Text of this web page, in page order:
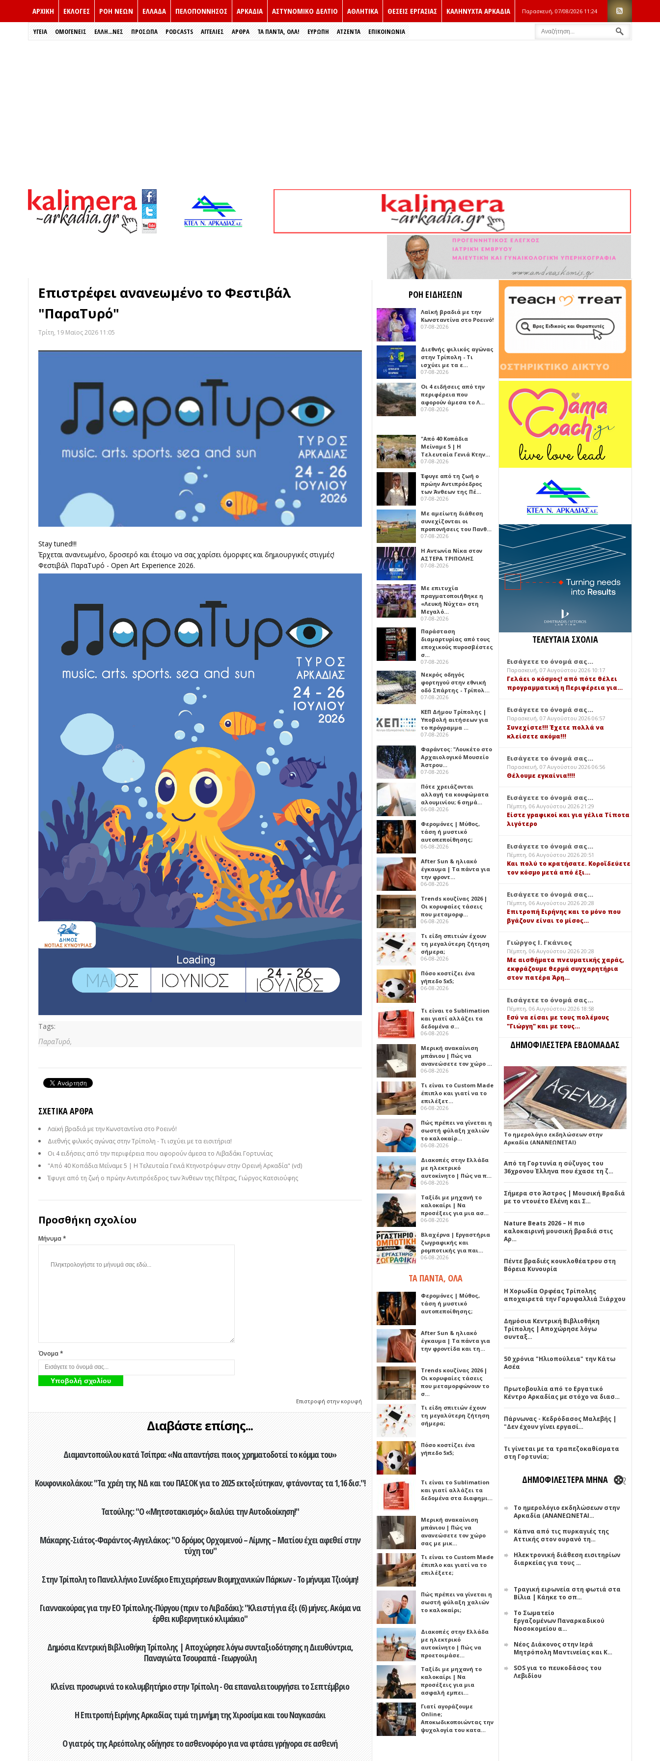
ΑΡΧΙΚΗ ΕΚΛΟΓΈΣ ΡΟΗ ΝΕΩΝ ΕΛΛΑΔΑ ΠΕΛΟΠΟΝΝΗΣΟΣ ΑΡΚΑΔΙΑ ΑΣΤΥΝΟΜΙΚΟ ΔΕΛΤΙΟ ΑΘΛΗΤΙΚΑ ΘΕΣΕΙΣ ΕΡΓΑΣΙΑΣ ΚΑΛΗΝΥΧΤΑ ΑΡΚΑΔΙΑ Παρασκευή, 07/08/2026 11:24
ΥΓΕΙΑ ΟΜΟΓΕΝΕΙΣ ΈΛΛΗ...ΝΕΣ ΠΡΌΣΩΠΑ PODCASTS ΑΓΓΕΛΙΕΣ ΑΡΘΡΑ ΤΑ ΠΑΝΤΑ, ΟΛΑ! ΕΥΡΏΠΗ ΑΤΖΕΝΤΑ ΕΠΙΚΟΙΝΩΝΙΑ
Επιστρέφει ανανεωμένο το Φεστιβάλ
"ΠαραΤυρό"
Τρίτη, 19 Μαϊος 2026 11:05
Stay tuned!!!
Έρχεται ανανεωμένο, δροσερό και έτοιμο να σας χαρίσει όμορφες και δημιουργικές στιγμές!
Φεστιβάλ ΠαραΤυρό - Open Art Experience 2026.
Tags:
ΠαραΤυρό,
ΣΧΕΤΙΚΆ ΆΡΘΡΑ
Λαϊκή βραδιά με την Κωνσταντίνα στο Ροεινό!
Διεθνής φιλικός αγώνας στην Τρίπολη - Τι ισχύει με τα εισιτήρια!
Οι 4 ειδήσεις από την περιφέρεια που αφορούν άμεσα το Λιβαδάκι Γορτυνίας
"Από 40 Κοπάδια Μείναμε 5 | Η Τελευταία Γενιά Κτηνοτρόφων στην Ορεινή Αρκαδία" (vd)
Έφυγε από τη ζωή ο πρώην Αντιπρόεδρος των Άνθεων της Πέτρας, Γιώργος Κατσιούφης
Προσθήκη σχολίου
Μήνυμα *
Όνομα *
Επιστροφή στην κορυφή
Διαβάστε επίσης...
Διαμαντοπούλου κατά Τσίπρα: «Να απαντήσει ποιος χρηματοδοτεί το κόμμα του»
Κουφονικολάκου: "Τα χρέη της ΝΔ και του ΠΑΣΟΚ για το 2025 εκτοξεύτηκαν, φτάνοντας τα 1,16 δισ."!
Τατούλης: "Ο «Μητσοτακισμός» διαλύει την Αυτοδιοίκηση!"
Μάκαρης-Σιάτος-Φαράντος-Αγγελάκος: "Ο δρόμος Ορχομενού – Λίμνης – Ματίου έχει αφεθεί στην
τύχη του"
Στην Τρίπολη το Πανελλήνιο Συνέδριο Επιχειρήσεων Βιομηχανικών Πάρκων - Το μήνυμα Τζιούμη!
Γιαννακούρας για την EO Τρίπολης-Πύργου (πριν το Λιβαδάκι): "Κλειστή για έξι (6) μήνες. Ακόμα να
έρθει κυβερνητικό κλιμάκιο"
Δημόσια Κεντρική Βιβλιοθήκη Τρίπολης | Αποχώρησε λόγω συνταξιοδότησης η Διευθύντρια,
Παναγιώτα Τσουραπά - Γεωργούλη
Κλείνει προσωρινά το κολυμβητήριο στην Τρίπολη - Θα επαναλειτουργήσει το Σεπτέμβριο
Η Επιτροπή Ειρήνης Αρκαδίας τιμά τη μνήμη της Χιροσίμα και του Ναγκασάκι
Ο γιατρός της Αρεόπολης οδήγησε το ασθενοφόρο για να φτάσει γρήγορα σε ασθενή
ΡΟΗ ΕΙΔΗΣΕΩΝ
Λαϊκή βραδιά με την
Κωνσταντίνα στο Ροεινό!
07-08-2026
Διεθνής φιλικός αγώνας
στην Τρίπολη - Τι
ισχύει με τα ε…
07-08-2026
Οι 4 ειδήσεις από την
περιφέρεια που
αφορούν άμεσα το Λ…
07-08-2026
"Από 40 Κοπάδια
Μείναμε 5 | Η
Τελευταία Γενιά Κτην…
07-08-2026
Έφυγε από τη ζωή ο
πρώην Αντιπρόεδρος
των Άνθεων της Πέ…
07-08-2026
Με αμείωτη διάθεση
συνεχίζονται οι
προπονήσεις του Πανθ…
07-08-2026
Η Αντωνία Νίκα στον
ΑΣΤΕΡΑ ΤΡΙΠΟΛΗΣ
07-08-2026
Με επιτυχία
πραγματοποιήθηκε η
«Λευκή Νύχτα» στη
Μεγαλό…
07-08-2026
Παράσταση
διαμαρτυρίας από τους
εποχικούς πυροσβέστες
σ…
07-08-2026
Νεκρός οδηγός
φορτηγού στην εθνική
οδό Σπάρτης - Τρίπολ…
07-08-2026
ΚΕΠ Δήμου Τρίπολης |
Υποβολή αιτήσεων για
το πρόγραμμα …
07-08-2026
Φαράντος: "Λουκέτο στο
Αρχαιολογικό Μουσείο
Άστρου…
07-08-2026
Πότε χρειάζονται
αλλαγή τα κουφώματα
αλουμινίου; 6 σημά…
06-08-2026
Φερομόνες | Μύθος,
τάση ή μυστικό
αυτοπεποίθησης;
06-08-2026
After Sun & ηλιακό
έγκαυμα | Τα πάντα για
την φροντ…
06-08-2026
Trends κουζίνας 2026 |
Οι κορυφαίες τάσεις
που μεταμορφ…
06-08-2026
Τι είδη σπιτιών έχουν
τη μεγαλύτερη ζήτηση
σήμερα;
06-08-2026
Πόσο κοστίζει ένα
γήπεδο 5x5;
06-08-2026
Τι είναι το Sublimation
και γιατί αλλάζει τα
δεδομένα σ…
06-08-2026
Μερική ανακαίνιση
μπάνιου | Πώς να
ανανεώσετε τον χώρο …
06-08-2026
Τι είναι το Custom Made
έπιπλο και γιατί να το
επιλέξετ…
06-08-2026
Πώς πρέπει να γίνεται η
σωστή φύλαξη χαλιών
το καλοκαίρ…
06-08-2026
Διακοπές στην Ελλάδα
με ηλεκτρικό
αυτοκίνητο | Πώς να π…
06-08-2026
Ταξίδι με μηχανή το
καλοκαίρι | Να
προσέξεις για μια ασ…
06-08-2026
Βλαχέρνα | Εργαστήρια
ζωγραφικής και
ρομποτικής για παι…
06-08-2026
ΤΑ ΠΑΝΤΑ, ΟΛΑ
Φερομόνες | Μύθος,
τάση ή μυστικό
αυτοπεποίθησης;
After Sun & ηλιακό
έγκαυμα | Τα πάντα για
την φροντίδα και τη…
Trends κουζίνας 2026 |
Οι κορυφαίες τάσεις
που μεταμορφώνουν το
σ…
Τι είδη σπιτιών έχουν
τη μεγαλύτερη ζήτηση
σήμερα;
Πόσο κοστίζει ένα
γήπεδο 5x5;
Τι είναι το Sublimation
και γιατί αλλάζει τα
δεδομένα στα διαφημι…
Μερική ανακαίνιση
μπάνιου | Πώς να
ανανεώσετε τον χώρο
σας με μικ…
Τι είναι το Custom Made
έπιπλο και γιατί να το
επιλέξετε;
Πώς πρέπει να γίνεται η
σωστή φύλαξη χαλιών
το καλοκαίρι;
Διακοπές στην Ελλάδα
με ηλεκτρικό
αυτοκίνητο | Πώς να
προετοιμάσε…
Ταξίδι με μηχανή το
καλοκαίρι | Να
προσέξεις για μια
ασφαλή εμπει…
Γιατί αγοράζουμε
Online;
Αποκωδικοποιώντας την
ψυχολογία του κατα…
ΤΕΛΕΥΤΑΙΑ ΣΧΟΛΙΑ
Εισάγετε το όνομά σας...
Παρασκευή, 07 Αυγούστου 2026 10:17
Γελάει ο κόσμος! από πότε θέλει
προγραμματική η Περιφέρεια για…
Εισάγετε το όνομά σας...
Παρασκευή, 07 Αυγούστου 2026 06:57
Συνεχίστε!!! Έχετε πολλά να
κλείσετε ακόμα!!!
Εισάγετε το όνομά σας...
Παρασκευή, 07 Αυγούστου 2026 06:56
Θέλουμε εγκαίνια!!!!
Εισάγετε το όνομά σας...
Πέμπτη, 06 Αυγούστου 2026 21:29
Είστε γραφικοί και για γέλια Τίποτα
λιγότερο
Εισάγετε το όνομά σας...
Πέμπτη, 06 Αυγούστου 2026 20:51
Και πολύ το κρατήσατε. Κοροϊδεύετε
τον κόσμο μετά από έξι…
Εισάγετε το όνομά σας...
Πέμπτη, 06 Αυγούστου 2026 20:28
Επιτροπή Ειρήνης και το μόνο που
βγάζουν είναι το μίσος…
Γιώργος Ι. Γκάνιος
Πέμπτη, 06 Αυγούστου 2026 20:28
Με αισθήματα πνευματικής χαράς,
εκφράζουμε θερμά συγχαρητήρια
στον πατέρα Άρη…
Εισάγετε το όνομά σας...
Πέμπτη, 06 Αυγούστου 2026 18:58
Εσύ να είσαι με τους πολέμους
"Γιώργη" και με τους…
ΔΗΜΟΦΙΛΕΣΤΕΡΑ ΕΒΔΟΜΑΔΑΣ
Το ημερολόγιο εκδηλώσεων στην
Αρκαδία (ΑΝΑΝΕΩΝΕΤΑΙ)
Από τη Γορτυνία η σύζυγος του
36χρονου Έλληνα που έχασε τη ζ…
Σήμερα στο Άστρος | Μουσική Βραδιά
με το ντουέτο Ελένη και Σ…
Nature Beats 2026 – Η πιο
καλοκαιρινή μουσική βραδιά στις
Αρ…
Πέντε βραδιές κουκλοθέατρου στη
Βόρεια Κυνουρία
Η Χορωδία Ορφέας Τρίπολης
αποχαιρετά την Γαρυφαλλιά Ξιάρχου
Δημόσια Κεντρική Βιβλιοθήκη
Τρίπολης | Αποχώρησε λόγω
συνταξ…
50 χρόνια "Ηλιοπούλεια" την Κάτω
Ασέα
Πρωτοβουλία από το Εργατικό
Κέντρο Αρκαδίας με στόχο να διασ…
Πάρνωνας - Κεδρόδασος Μαλεβής |
"Δεν έχουν γίνει εργασί…
Τι γίνεται με τα τραπεζοκαθίσματα
στη Γορτυνία;
ΔΗΜΟΦΙΛΕΣΤΕΡΑ ΜΗΝΑ
Το ημερολόγιο εκδηλώσεων στην
Αρκαδία (ΑΝΑΝΕΩΝΕΤΑΙ…
Κάπνα από τις πυρκαγιές της
Αττικής στον ουρανό τη…
Ηλεκτρονική διάθεση εισιτηρίων
διαρκείας για τους …
Τραγική ειρωνεία στη φωτιά στα
Βίλια | Κάηκε το σπ…
Το Σωματείο
Εργαζομένων Παναρκαδικού
Νοσοκομείου α…
Νέος Διάκονος στην Ιερά
Μητρόπολη Μαντινείας και Κ…
SOS για το πευκοδάσος του
Λεβιδίου